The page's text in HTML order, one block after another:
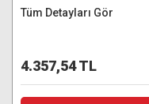
Tüm Detayları Gör
4.357,54 TL